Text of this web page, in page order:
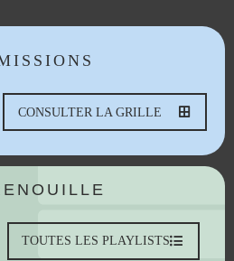
CONSULTER LA GRILLE
TOUTES LES PLAYLISTS